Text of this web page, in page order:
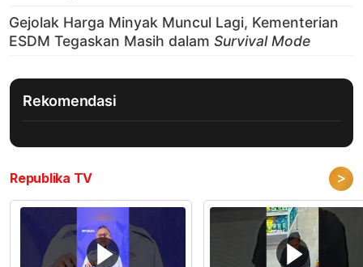
Rekomendasi
Republika TV >